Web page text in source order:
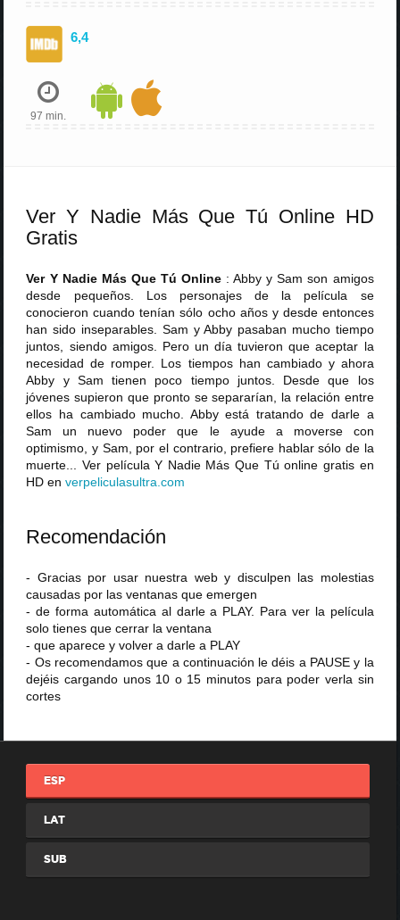
6,4
97 min.
Ver Y Nadie Más Que Tú Online HD
Gratis
Ver Y Nadie Más Que Tú Online : Abby y Sam son amigos
desde pequeños. Los personajes de la película se
conocieron cuando tenían sólo ocho años y desde entonces
han sido inseparables. Sam y Abby pasaban mucho tiempo
juntos, siendo amigos. Pero un día tuvieron que aceptar la
necesidad de romper. Los tiempos han cambiado y ahora
Abby y Sam tienen poco tiempo juntos. Desde que los
jóvenes supieron que pronto se separarían, la relación entre
ellos ha cambiado mucho. Abby está tratando de darle a
Sam un nuevo poder que le ayude a moverse con
optimismo, y Sam, por el contrario, prefiere hablar sólo de la
muerte... Ver película Y Nadie Más Que Tú online gratis en
HD enverpeliculasultra .com
Recomendación
- Gracias por usar nuestra web y disculpen las molestias
causadas por las ventanas que emergen
- de forma automática al darle a PLAY. Para ver la película
solo tienes que cerrar la ventana
- que aparece y volver a darle a PLAY
- Os recomendamos que a continuación le déis a PAUSE y la
dejéis cargando unos 10 o 15 minutos para poder verla sin
cortes
ESP
LAT
SUB